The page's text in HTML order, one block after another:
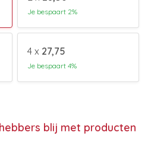
Je bespaart 2%
4 x 27,75
Je bespaart 4%
blij met producten